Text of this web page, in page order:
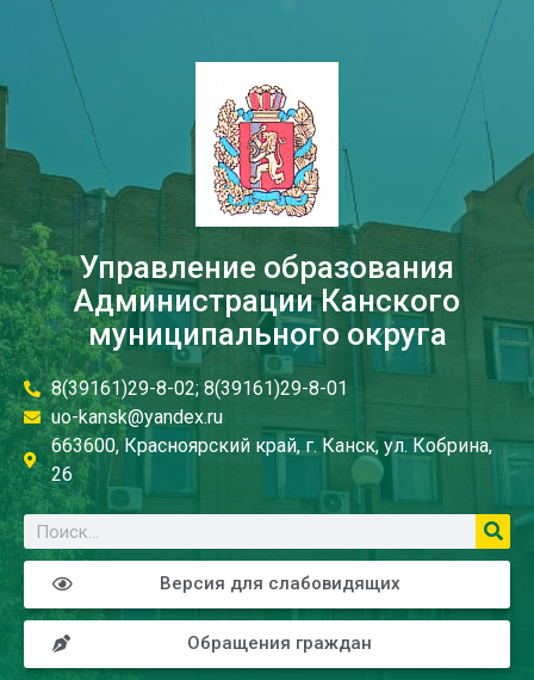
Управление образования
Администрации Канского
муниципального округа
8(39161)29-8-02; 8(39161)29-8-01
uo-kansk@yandex.ru
663600, Красноярский край, г. Канск, ул. Кобрина,
26
Версия для слабовидящих
Обращения граждан